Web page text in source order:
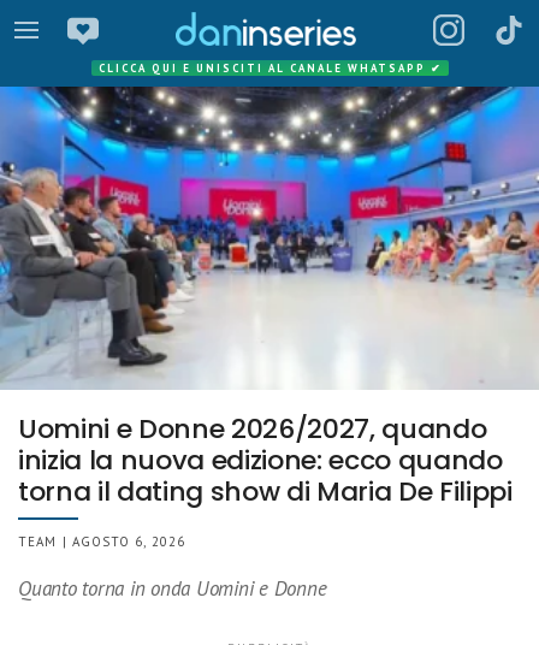
CLICCA QUI E UNISCITI AL CANALE WHATSAPP ✔
Uomini e Donne 2026/2027, quando
inizia la nuova edizione: ecco quando
torna il dating show di Maria De Filippi
TEAM | AGOSTO 6, 2026
Quanto torna in onda Uomini e Donne